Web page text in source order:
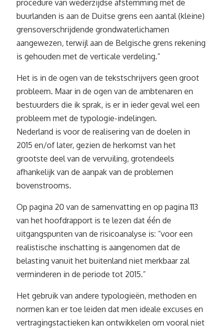
procedure van wederzijdse afstemming met de
buurlanden is aan de Duitse grens een aantal (kleine)
grensoverschrijdende grondwaterlichamen
aangewezen, terwijl aan de Belgische grens rekening
is gehouden met de verticale verdeling.”
Het is in de ogen van de tekstschrijvers geen groot
probleem. Maar in de ogen van de ambtenaren en
bestuurders die ik sprak, is er in ieder geval wel een
probleem met de typologie-indelingen.
Nederland is voor de realisering van de doelen in
2015 en/of later, gezien de herkomst van het
grootste deel van de vervuiling, grotendeels
afhankelijk van de aanpak van de problemen
bovenstrooms.
Op pagina 20 van de samenvatting en op pagina 113
van het hoofdrapport is te lezen dat één de
uitgangspunten van de risicoanalyse is: “voor een
realistische inschatting is aangenomen dat de
belasting vanuit het buitenland niet merkbaar zal
verminderen in de periode tot 2015.”
Het gebruik van andere typologieën, methoden en
normen kan er toe leiden dat men ideale excuses en
vertragingstactieken kan ontwikkelen om vooral niet